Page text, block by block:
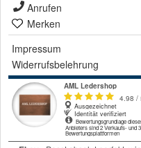
Anrufen
Merken
Impressum
Widerrufsbelehrung